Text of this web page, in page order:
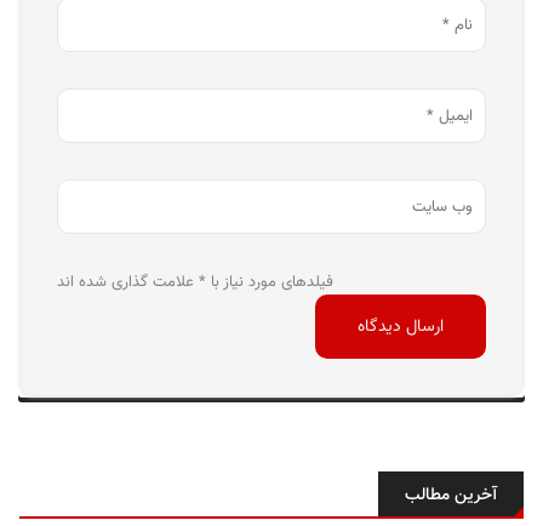
فیلدهای مورد نیاز با * علامت گذاری شده اند
آخرین مطالب